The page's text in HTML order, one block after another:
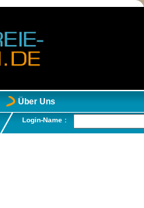
Über Uns
Login-Name :